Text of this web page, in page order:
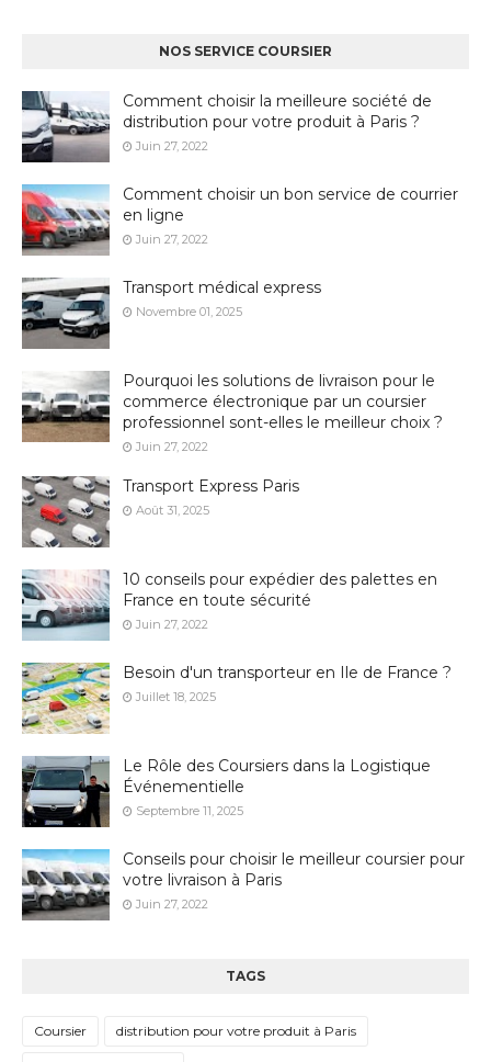
NOS SERVICE COURSIER
Comment choisir la meilleure société de
distribution pour votre produit à Paris ?
Juin 27, 2022
Comment choisir un bon service de courrier
en ligne
Juin 27, 2022
Transport médical express
Novembre 01, 2025
Pourquoi les solutions de livraison pour le
commerce électronique par un coursier
professionnel sont-elles le meilleur choix ?
Juin 27, 2022
Transport Express Paris
Août 31, 2025
10 conseils pour expédier des palettes en
France en toute sécurité
Juin 27, 2022
Besoin d'un transporteur en Ile de France ?
Juillet 18, 2025
Le Rôle des Coursiers dans la Logistique
Événementielle
Septembre 11, 2025
Conseils pour choisir le meilleur coursier pour
votre livraison à Paris
Juin 27, 2022
TAGS
Coursier distribution pour votre produit à Paris